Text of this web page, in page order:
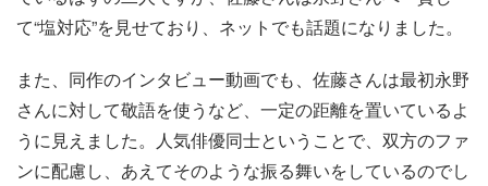
て“塩対応”を見せており、ネットでも話題になりました。
また、同作のインタビュー動画でも、佐藤さんは最初永野
さんに対して敬語を使うなど、一定の距離を置いているよ
うに見えました。人気俳優同士ということで、双方のファ
ンに配慮し、あえてそのような振る舞いをしているのでし